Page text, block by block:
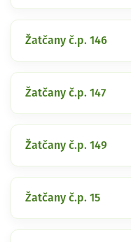
Žatčany č.p. 146
Žatčany č.p. 147
Žatčany č.p. 149
Žatčany č.p. 15